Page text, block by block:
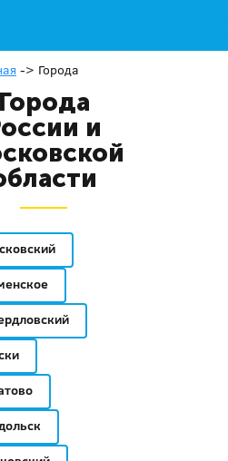
-> Города
Города
и